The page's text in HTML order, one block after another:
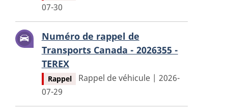
07-30
Numéro de rappel de
Transports Canada - 2026355 -
TEREX
Rappel
Rappel de véhicule | 2026-
07-29